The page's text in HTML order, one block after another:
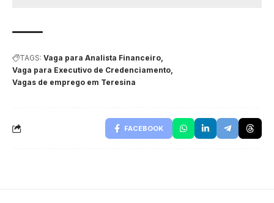
TAGS: Vaga para Analista Financeiro
Vaga para Executivo de Credenciamento
Vagas de emprego em Teresina
FACEBOOK